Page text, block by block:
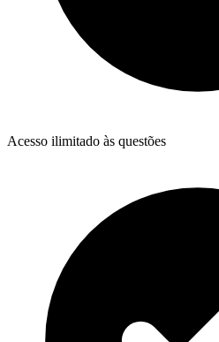
Acesso ilimitado às questões